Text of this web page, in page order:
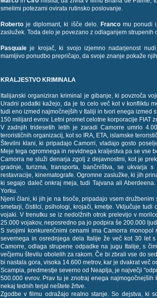
smelimi potezami ovirata rutinsko poslovanje.
Roberto je diplomant, ki išče delo. Francomu ponudi
zaslužek. Toda delo je povezano z odlaganjem strupenih
Pasquale je krojač, ki svojo izjemno nadarjenost
mamljivo ponudbo prepričajo, da svoje znanje pokaže
KRALJESTVO KRIMINALA
Italijanski organiziran kriminal je gibanje, ki povzroča
Uradni podatki kažejo, da je to celo več kot v konfliktu
tudi eno izmed najmočnejših v Italiji in tvori enega izmed
150 milijard evrov. Letni promet celotne korporacije FIAT
V zadnjih tridesetih letih je zaradi Camorre umrlo
terorističnih organizacij, kot so IRA, ETA, islamske
Številni klani, ki pripadajo Camorri, vladajo gosto
Meje tega ogromnega in nevidnega kraljestva pa se vse
Camorra ne služi denarja zgolj z dejavnostmi, kot je
gradnje, turizma, transporta, bančništva, se ukvarja
restavracije, kinematografe. Ogromne zaslužke, ki jih
ki segajo daleč onkraj meja, tudi Tajvana ali
Yorku.
Njeni člani, ki jih je na tisoče, pripadajo vsem
smetarji, čistilci, psihologi, krojači, kmetje. Vključuje
vojaki. V trenutku se iz nedolžnih otrok prelevijo v
25.000 vojakov, neposredno pa jo podpira še 200.000
S svojimi konkurenčnimi cenami ima Camorra
severnega in osrednjega dela Italije že več kot 30 let
Camorre, odlaga strupene odpadke na jugu Italije, s
večjemu številu obolelih za rakom. Če bi zbrali vse do
bi nastala gora, visoka 14.600 metrov, kar je dvakrat več
Scampia, predmestje severno od Neaplja, je največji
500.000 evrov. Prav tu je znotraj enega
nekaj tednih terjal neštete žrtve.
Zgodbe v filmu odražajo realno stanje. So dejstva, ki